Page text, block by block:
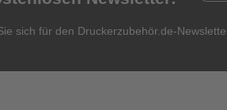
sich für den Druckerzubehör.de-